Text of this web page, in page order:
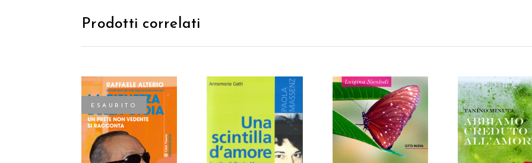
Prodotti correlati
ESAURITO
LEGGI TUTTO
AGGIUNGI AL
CARRELLO
AGGIUNGI AL
CARRELLO
AGGIUNGI AL
CARRELLO